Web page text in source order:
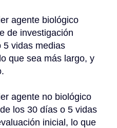
agente biológico
de investigación
5 vidas medias
que sea más largo, y
agente no biológico
los 30 días o 5 vidas
inicial, lo que